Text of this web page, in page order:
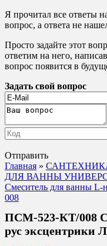
Я прочитал все ответы
вопрос, а ответа не
Просто задайте этот
ответим на него,
вопрос появится в
Задать свой вопрос
Отправить
Главная »
ДЛЯ ВАННЫ
Смеситель для ванны
008
ПСМ-523-КТ/008
рус